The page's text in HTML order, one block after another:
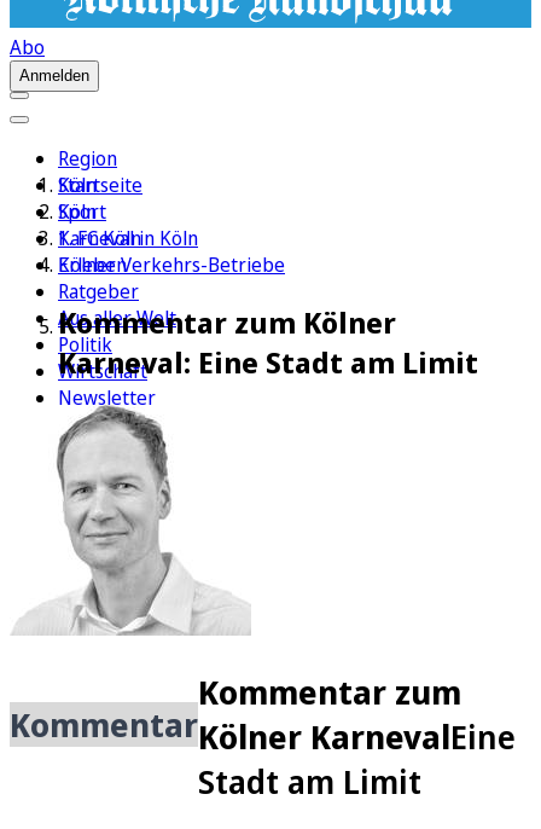
Abo
Anmelden
Region
Köln
Sport
1. FC Köln
Erleben
Ratgeber
Aus aller Welt
Politik
Wirtschaft
Newsletter
E-Paper
Startseite
Köln
Karneval in Köln
Kölner Verkehrs-Betriebe
Kommentar zum Kölner
Karneval: Eine Stadt am Limit
Kommentar
Kommentar zum
Kölner KarnevalEine
Stadt am Limit